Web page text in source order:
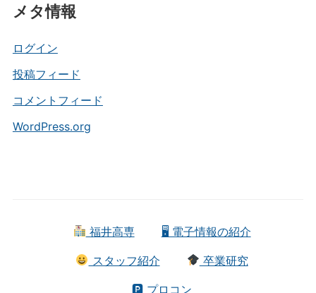
ゴ
ー
メタ情報
ログイン
投稿フィード
コメントフィード
WordPress.org
福井高専 🖥 電子情報の紹介
スタッフ紹介 卒業研究
🅿 プロコン